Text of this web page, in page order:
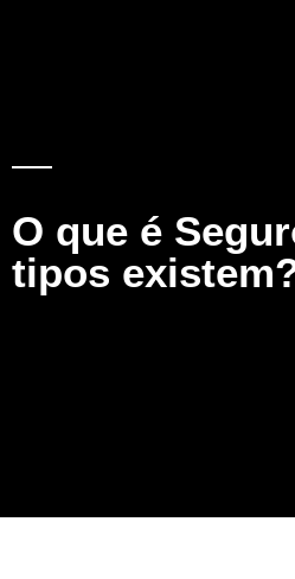
O que é
tipos